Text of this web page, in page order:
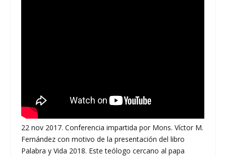
22 nov 2017. Conferencia impartida por Mons. Víctor M.
Fernández con motivo de la presentación del libro
Palabra y Vida 2018. Este teólogo cercano al papa